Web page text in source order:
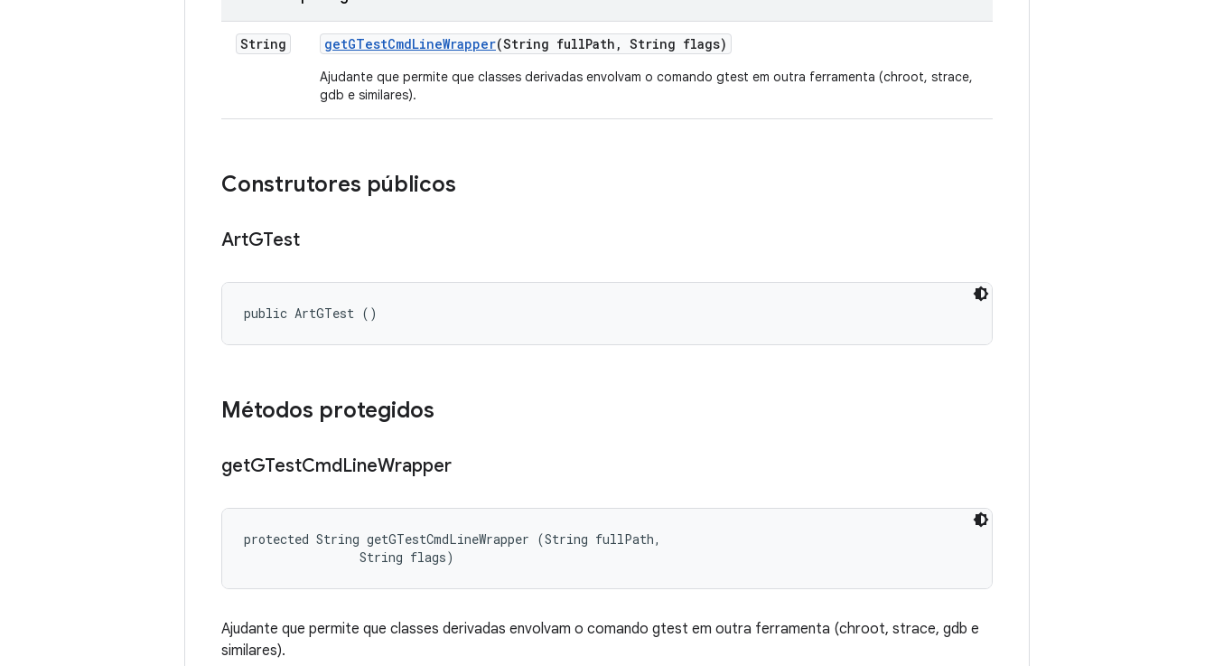
String getGTestCmdLineWrapper(String fullPath , String flags)
Ajudante que permite que classes derivadas envolvam o comando gtest em outra ferramenta (chroot, strace,
gdb e similares).
Construtores públicos
ArtGTest
public ArtGTest ()
Métodos protegidos
getGTestCmdLineWrapper
protected String getGTestCmdLineWrapper (String fullPath,
                String flags)
Ajudante que permite que classes derivadas envolvam o comando gtest em outra ferramenta (chroot, strace, gdb e
similares).